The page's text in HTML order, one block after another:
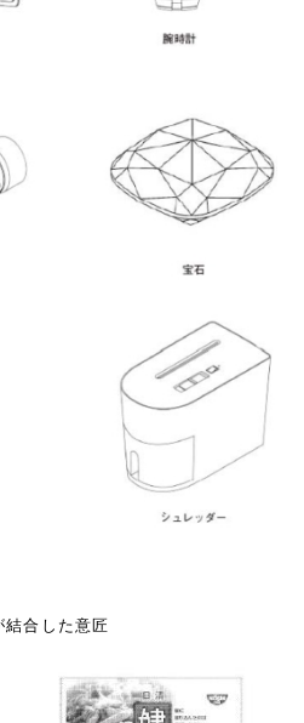
結合した意匠